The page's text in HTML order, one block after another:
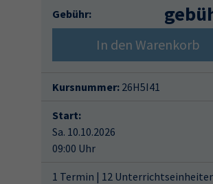
Gebühr:
In den Warenkorb
Kursnummer: 26H5I41
Start:
Sa. 10.10.2026
09:00 Uhr
1 Termin | 12